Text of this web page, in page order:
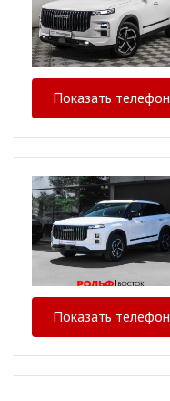
Показать телефон
Показать телефон